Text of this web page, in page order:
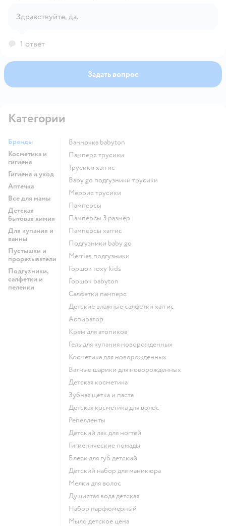
Здравствуйте, да.
1 ответ
Задать вопрос
Категории
Бренды
Косметика и
гигиена
Гигиена и уход
Аптечка
Все для мамы
Детская
бытовая химия
Для купания и
ванны
Пустышки и
прорезыватели
Подгузники,
салфетки и
пеленки
ванночка babyton
памперс трусики
трусики хаггис
baby go подгузники трусики
меррис трусики
памперсы
памперсы 3 размер
памперсы хаггис
подгузники baby go
merries подгузники
горшок roxy kids
горшок babyton
салфетки памперс
детские влажные салфетки хаггис
аспиратор
крем для атопиков
гель для купания новорожденных
косметика для новорожденных
ватные шарики для новорожденных
детская косметика
зубная щетка и паста
детская косметика для волос
репелленты
детский лак для ногтей
гигиенические помады
блеск для губ детский
детский набор для маникюра
мелки для волос
душистая вода детская
набор парфюмерный
мыло детское цена